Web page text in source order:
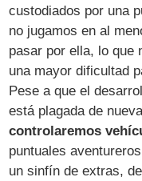
custodiados por una
no jugamos en al
pasar por ella, lo que
una mayor dificultad
Pese a que el
está plagada de
controlaremos
puntuales
un sinfín de extras,